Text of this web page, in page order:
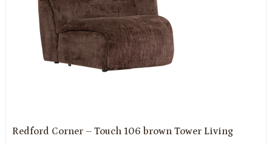
Redford Corner – Touch 106 brown Tower Living